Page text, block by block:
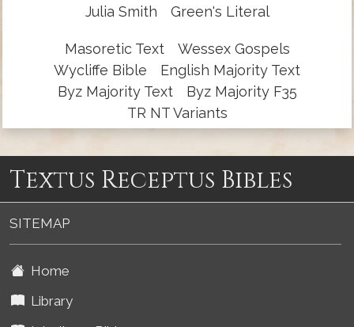
Julia Smith
Green's Literal
Masoretic Text
Wessex Gospels
Wycliffe Bible
English Majority Text
Byz Majority Text
Byz Majority F35
TR NT Variants
Textus Receptus Bibles
SITEMAP
Home
Library